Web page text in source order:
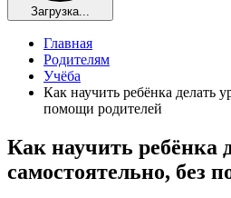
Загрузка...
Главная
Родителям
Учёба
Как научить ребёнка делать
помощи родителей
Как научить ребёнка
самостоятельно, без